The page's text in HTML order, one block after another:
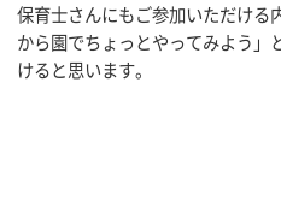
保育士さんにもご参加いただける
から園でちょっとやってみよう
けると思います。